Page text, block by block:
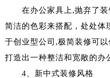
在办公家具上,抛弃了装
简洁的色彩来搭配，处处体
于创业型公司,极简装修可
打造出一种整洁和宽敞的办
4、新中式装修风格